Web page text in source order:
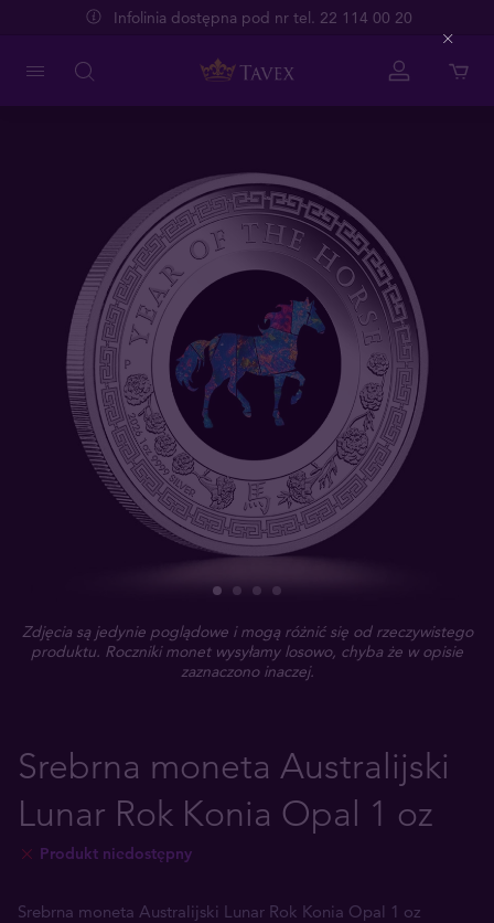
Infolinia dostępna pod nr tel. 22 114 00 20
Zdjęcia są jedynie poglądowe i mogą różnić się od rzeczywistego
produktu. Roczniki monet wysyłamy losowo, chyba że w opisie
zaznaczono inaczej.
Srebrna moneta Australijski
Lunar Rok Konia Opal 1 oz
Produkt niedostępny
Srebrna moneta Australijski Lunar Rok Konia Opal 1 oz
Close